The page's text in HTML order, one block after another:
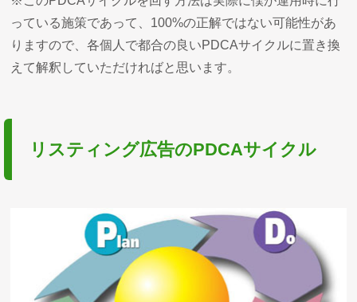
っている施策であって、100%の正解ではない可能性があ
りますので、各個人で都合の良いPDCAサイクルに置き換
えて解釈していただければと思います。
リスティング広告のPDCAサイクル